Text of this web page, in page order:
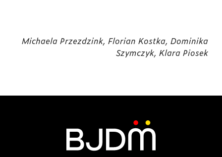
Michaela Przezdzink, Florian Kostka, Dominika
Szymczyk, Klara Piosek